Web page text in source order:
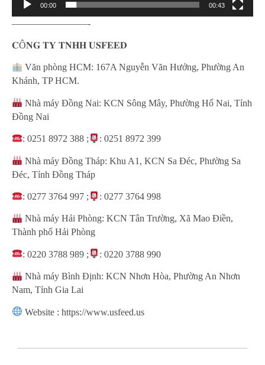
00:00 00:43
————————-
𝐂Ô𝐍𝐆 𝐓𝐘 𝐓𝐍𝐇𝐇 𝐔𝐒𝐅𝐄𝐄𝐃
Văn phòng HCM: 167A Nguyễn Văn Hưởng, Phường An
Khánh, TP HCM.
Nhà máy Đồng Nai: KCN Sông Mây, Phường Hố Nai, Tỉnh
Đồng Nai
: 0251 8972 388 ; : 0251 8972 399
Nhà máy Đồng Tháp: Khu A1, KCN Sa Đéc, Phường Sa
Đéc, Tỉnh Đồng Tháp
: 0277 3764 997 ; : 0277 3764 998
Nhà máy Hải Phòng: KCN Tân Trường, Xã Mao Điền,
Thành phố Hải Phòng
: 0220 3788 989 ; : 0220 3788 990
Nhà máy Bình Định: KCN Nhơn Hòa, Phường An Nhơn
Nam, Tỉnh Gia Lai
Website : https://www.usfeed.us